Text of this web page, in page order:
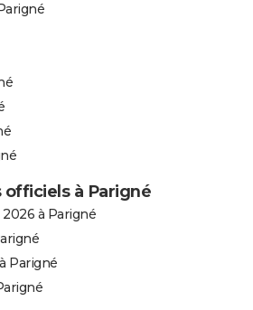
à Parigné
à Parigné
Parigné